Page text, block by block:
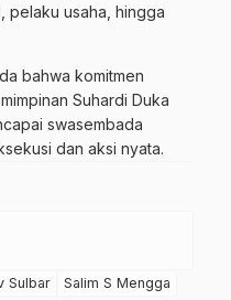
pelaku usaha, hingga
bahwa komitmen
Suhardi Duka
swasembada
dan aksi nyata.
Sulbar
Salim S Mengga